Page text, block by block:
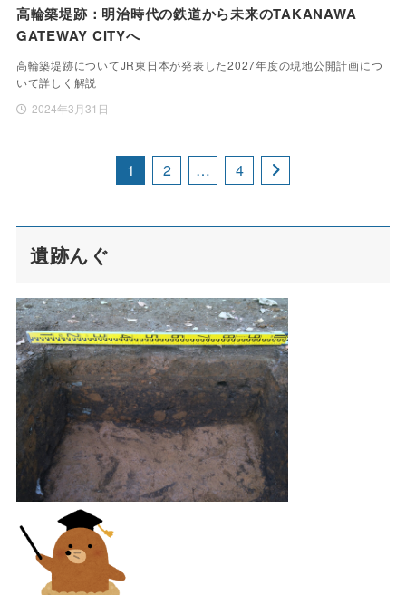
高輪築堤跡：明治時代の鉄道から未来のTAKANAWA
GATEWAY CITYへ
高輪築堤跡についてJR東日本が発表した2027年度の現地公開計画につ
いて詳しく解説
2024年3月31日
1 2 … 4
遺跡んぐ